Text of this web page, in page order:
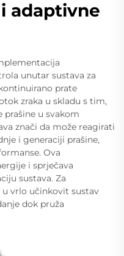
adaptivne
unutar sustava za
prate
zraka u skladu s tim,
u svakom
znači da može reagirati
i generaciji prašine,
Ova
i sprječava
sustava. Za
u vrlo učinkovit sustav
dok pruža